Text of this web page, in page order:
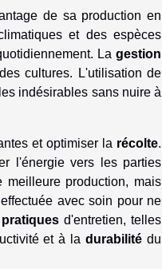
de sa production en
et des espèces
La gestion
cultures. L'utilisation de
indésirables sans nuire à
et optimiser la récolte.
l'énergie vers les parties
production, mais
avec soin pour ne
d'entretien, telles
et à ladurabilité du